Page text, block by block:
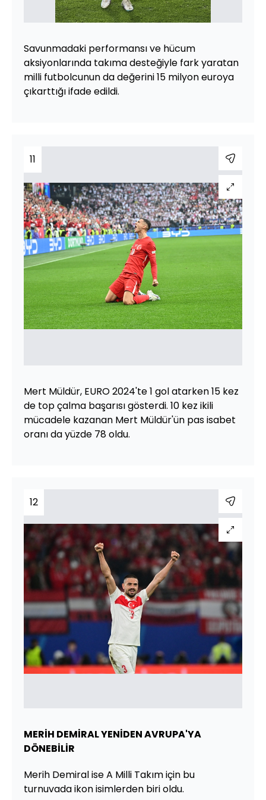
Savunmadaki performansı ve hücum
aksiyonlarında takıma desteğiyle fark yaratan
milli futbolcunun da değerini 15 milyon euroya
çıkarttığı ifade edildi.
11
Mert Müldür, EURO 2024'te 1 gol atarken 15 kez
de top çalma başarısı gösterdi. 10 kez ikili
mücadele kazanan Mert Müldür'ün pas isabet
oranı da yüzde 78 oldu.
12
MERİH DEMİRAL YENİDEN AVRUPA'YA
DÖNEBİLİR
Merih Demiral ise A Milli Takım için bu
turnuvada ikon isimlerden biri oldu.